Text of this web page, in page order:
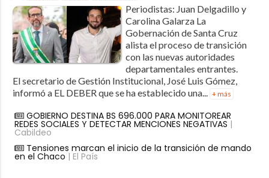
Periodistas: Juan Delgadillo y
Carolina Galarza La
Gobernación de Santa Cruz
alista el proceso de transición
con las nuevas autoridades
departamentales entrantes.
El secretario de Gestión Institucional, José Luis Gómez,
informó a EL DEBER que se ha establecido una...
+ más
GOBIERNO DESTINA BS 696.000 PARA MONITOREAR
REDES SOCIALES Y DETECTAR MENCIONES NEGATIVAS |
Cabildeo
Tensiones marcan el inicio de la transición de mando
en el Chaco | El País